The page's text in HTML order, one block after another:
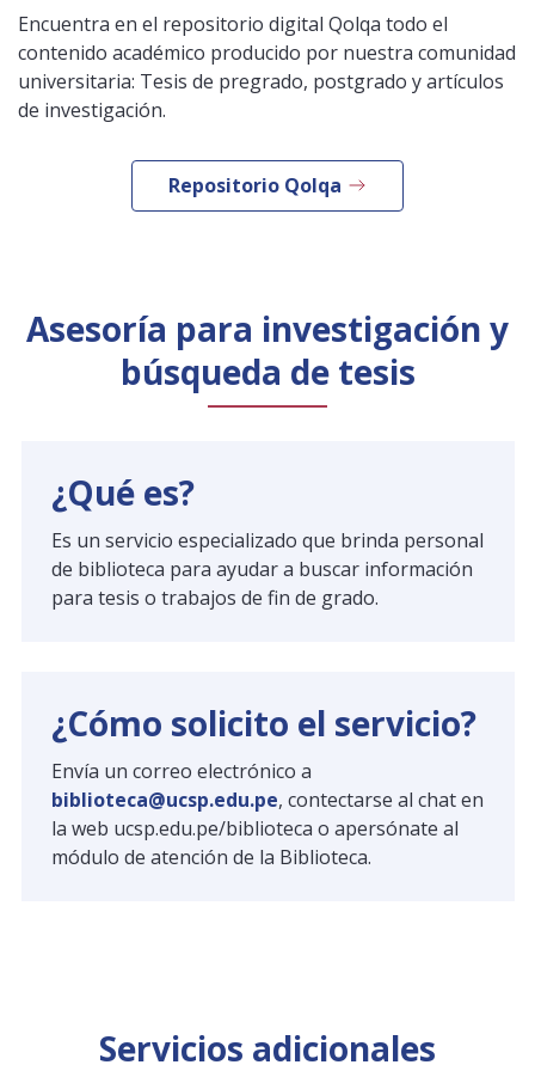
Encuentra en el repositorio digital Qolqa todo el
contenido académico producido por nuestra comunidad
universitaria: Tesis de pregrado, postgrado y artículos
de investigación.
Repositorio Qolqa
Asesoría para investigación y
búsqueda de tesis
¿Qué es?
Es un servicio especializado que brinda personal
de biblioteca para ayudar a buscar información
para tesis o trabajos de fin de grado.
¿Cómo solicito el servicio?
Envía un correo electrónico a
biblioteca@ucsp.edu.pe, contectarse al chat en
la web ucsp.edu.pe/biblioteca o apersónate al
módulo de atención de la Biblioteca.
Servicios adicionales